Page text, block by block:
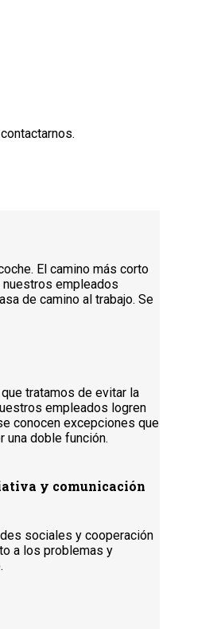
El camino más corto
nuestros empleados
de camino al trabajo. Se
tratamos de evitar la
empleados logren
conocen excepciones que
una doble función.
y comunicación
sociales y cooperación
a los problemas y